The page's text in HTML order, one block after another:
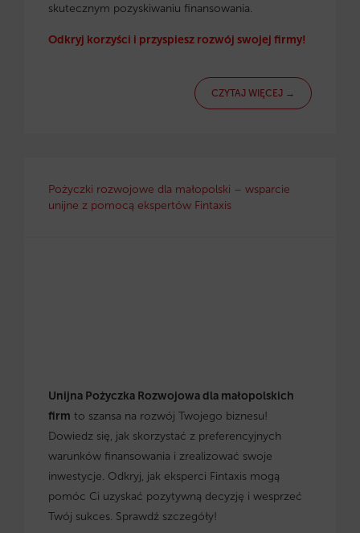
skutecznym pozyskiwaniu finansowania.
Odkryj korzyści i przyspiesz rozwój swojej firmy!
CZYTAJ WIĘCEJ →
Pożyczki rozwojowe dla małopolski – wsparcie
unijne z pomocą ekspertów Fintaxis
Unijna Pożyczka Rozwojowa dla małopolskich
firm to szansa na rozwój Twojego biznesu!
Dowiedz się, jak skorzystać z preferencyjnych
warunków finansowania i zrealizować swoje
inwestycje. Odkryj, jak eksperci Fintaxis mogą
pomóc Ci uzyskać pozytywną decyzję i wesprzeć
Twój sukces. Sprawdź szczegóły!